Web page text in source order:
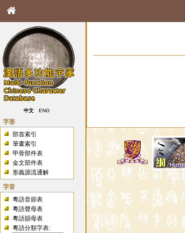
中文 ENG
字形
部首索引
筆畫索引
甲骨部件表
金文部件表
形義源流通解
字音
粵語音節表
粵語聲母表
粵語韻母表
粵語分類字表: